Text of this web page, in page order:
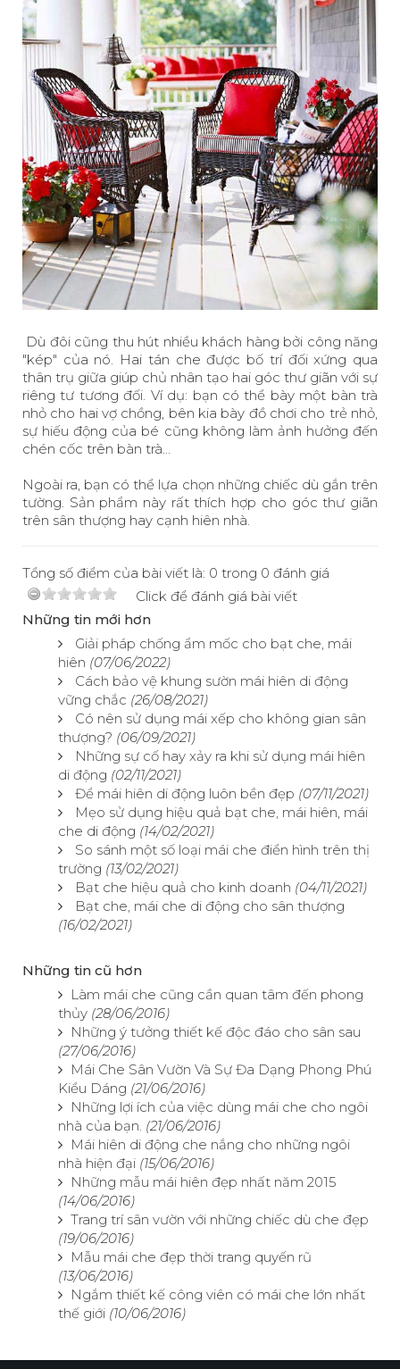
Dù đôi cũng thu hút nhiều khách hàng bởi công năng
"kép" của nó. Hai tán che được bố trí đối xứng qua
thân trụ giữa giúp chủ nhân tạo hai góc thư giãn với sự
riêng tư tương đối. Ví dụ: bạn có thể bày một bàn trà
nhỏ cho hai vợ chồng, bên kia bày đồ chơi cho trẻ nhỏ,
sự hiếu động của bé cũng không làm ảnh hưởng đến
chén cốc trên bàn trà...
Ngoài ra, bạn có thể lựa chọn những chiếc dù gắn trên
tường. Sản phẩm này rất thích hợp cho góc thư giãn
trên sân thượng hay cạnh hiên nhà.
Tổng số điểm của bài viết là: 0 trong 0 đánh giá
Click để đánh giá bài viết
Những tin mới hơn
Giải pháp chống ẩm mốc cho bạt che, mái
hiên (07/06/2022)
Cách bảo vệ khung sườn mái hiên di động
vững chắc (26/08/2021)
Có nên sử dụng mái xếp cho không gian sân
thượng? (06/09/2021)
Những sự cố hay xảy ra khi sử dụng mái hiên
di động (02/11/2021)
Để mái hiên di động luôn bền đẹp (07/11/2021)
Mẹo sử dụng hiệu quả bạt che, mái hiên, mái
che di động (14/02/2021)
So sánh một số loại mái che điển hình trên thị
trường (13/02/2021)
Bạt che hiệu quả cho kinh doanh (04/11/2021)
Bạt che, mái che di động cho sân thượng
(16/02/2021)
Những tin cũ hơn
Làm mái che cũng cần quan tâm đến phong
thủy (28/06/2016)
Những ý tưởng thiết kế độc đáo cho sân sau
(27/06/2016)
Mái Che Sân Vườn Và Sự Đa Dạng Phong Phú
Kiểu Dáng (21/06/2016)
Những lợi ích của việc dùng mái che cho ngôi
nhà của bạn. (21/06/2016)
Mái hiên di động che nắng cho những ngôi
nhà hiện đại (15/06/2016)
Những mẫu mái hiên đẹp nhất năm 2015
(14/06/2016)
Trang trí sân vườn với những chiếc dù che đẹp
(19/06/2016)
Mẫu mái che đẹp thời trang quyến rũ
(13/06/2016)
Ngắm thiết kế công viên có mái che lớn nhất
thế giới (10/06/2016)